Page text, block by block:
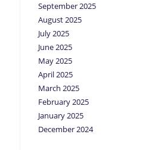
September 2025
August 2025
July 2025
June 2025
May 2025
April 2025
March 2025
February 2025
January 2025
December 2024